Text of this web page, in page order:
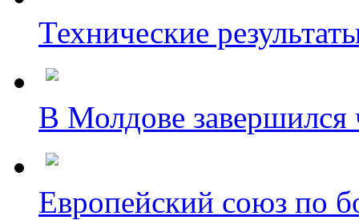
Технические
В Молдове завершился
Европейский союз по